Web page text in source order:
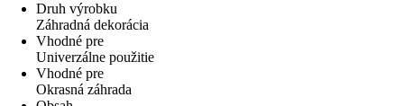
Druh výrobku
Záhradná dekorácia
Vhodné pre
Univerzálne použitie
Vhodné pre
Okrasná záhrada